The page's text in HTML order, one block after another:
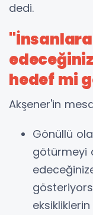
dedi.
hedef mi
Akşener'in
Gönüllü
götürmeyi